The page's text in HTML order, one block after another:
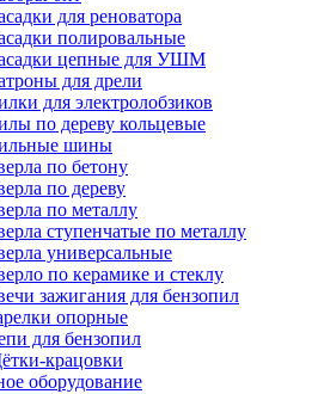
для реноватора
полировальные
цепные для УШМ
для дрели
для электролобзиков
по дереву кольцевые
шины
по бетону
по дереву
по металлу
ступенчатые по металлу
универсальные
по керамике и стеклу
зажигания для бензопил
опорные
для бензопил
крацовки
оборудование